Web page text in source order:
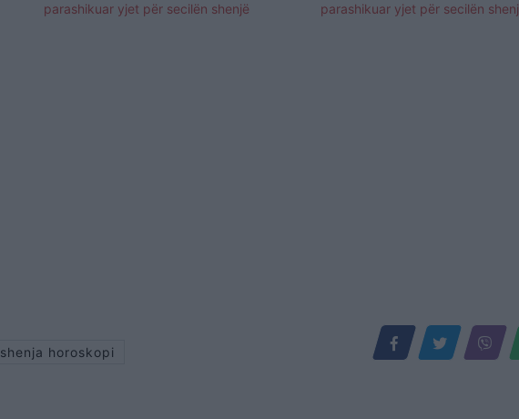
parashikuar yjet për secilën shenjë
parashikuar yjet për secilën
shenja horoskopi